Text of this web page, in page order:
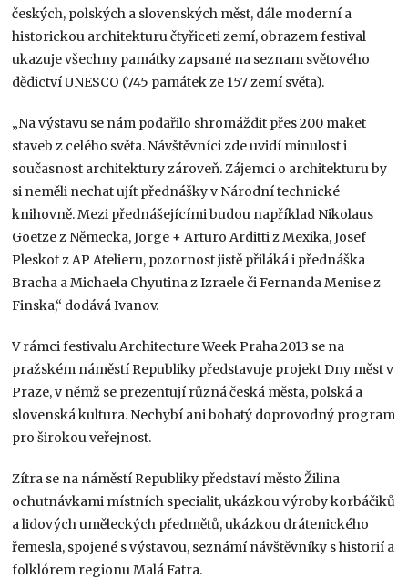
českých, polských a slovenských měst, dále moderní a
historickou architekturu čtyřiceti zemí, obrazem festival
ukazuje všechny památky zapsané na seznam světového
dědictví UNESCO (745 památek ze 157 zemí světa).
„Na výstavu se nám podařilo shromáždit přes 200 maket
staveb z celého světa. Návštěvníci zde uvidí minulost i
současnost architektury zároveň. Zájemci o architekturu by
si neměli nechat ujít přednášky v Národní technické
knihovně. Mezi přednášejícími budou například Nikolaus
Goetze z Německa, Jorge + Arturo Arditti z Mexika, Josef
Pleskot z AP Atelieru, pozornost jistě přiláká i přednáška
Bracha a Michaela Chyutina z Izraele či Fernanda Menise z
Finska,“ dodává Ivanov.
V rámci festivalu Architecture Week Praha 2013 se na
pražském náměstí Republiky představuje projekt Dny měst v
Praze, v němž se prezentují různá česká města, polská a
slovenská kultura. Nechybí ani bohatý doprovodný program
pro širokou veřejnost.
Zítra se na náměstí Republiky představí město Žilina
ochutnávkami místních specialit, ukázkou výroby korbáčiků
a lidových uměleckých předmětů, ukázkou drátenického
řemesla, spojené s výstavou, seznámí návštěvníky s historií a
folklórem regionu Malá Fatra.